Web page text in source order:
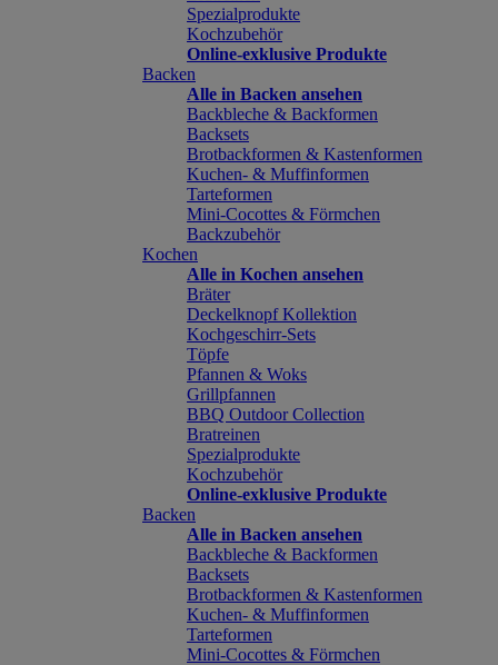
Spezialprodukte
Kochzubehör
Online-exklusive Produkte
Backen
Alle in Backen ansehen
Backbleche & Backformen
Backsets
Brotbackformen & Kastenformen
Kuchen- & Muffinformen
Tarteformen
Mini-Cocottes & Förmchen
Backzubehör
Kochen
Alle in Kochen ansehen
Bräter
Deckelknopf Kollektion
Kochgeschirr-Sets
Töpfe
Pfannen & Woks
Grillpfannen
BBQ Outdoor Collection
Bratreinen
Spezialprodukte
Kochzubehör
Online-exklusive Produkte
Backen
Alle in Backen ansehen
Backbleche & Backformen
Backsets
Brotbackformen & Kastenformen
Kuchen- & Muffinformen
Tarteformen
Mini-Cocottes & Förmchen